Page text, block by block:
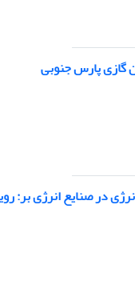
در صنایع انرژی بر: